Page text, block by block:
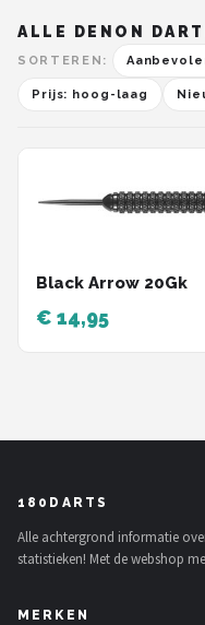
ALLE DENON
SORTEREN:
Prijs: hoog-laag
Black Arrow 20Gk
€ 14,95
180DARTS
Alle achtergrond informatie
statistieken! Met de webshop
MERKEN